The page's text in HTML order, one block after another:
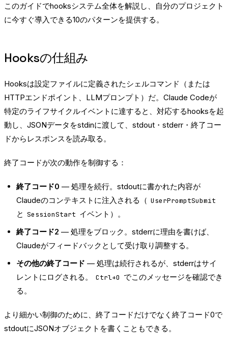
このガイドでhooksシステム全体を解説し、自分のプロジェクト
に今すぐ導入できる10のパターンを提供する。
Hooksの仕組み
Hooksは設定ファイルに定義されたシェルコマンド（または
HTTPエンドポイント、LLMプロンプト）だ。Claude Codeが
特定のライフサイクルイベントに達すると、対応するhooksを起
動し、JSONデータをstdinに渡して、stdout・stderr・終了コー
ドからレスポンスを読み取る。
終了コードが次の動作を制御する：
終了コード0 — 処理を続行。stdoutに書かれた内容が
Claudeのコンテキストに注入される（ UserPromptSubmit
と SessionStart イベント）。
終了コード2 — 処理をブロック。stderrに理由を書けば、
Claudeがフィードバックとして受け取り調整する。
その他の終了コード — 処理は続行されるが、stderrはサイ
レントにログされる。
Ctrl+O でこのメッセージを確認でき
る。
より細かい制御のために、終了コードだけでなく終了コード0で
stdoutにJSONオブジェクトを書くこともできる。